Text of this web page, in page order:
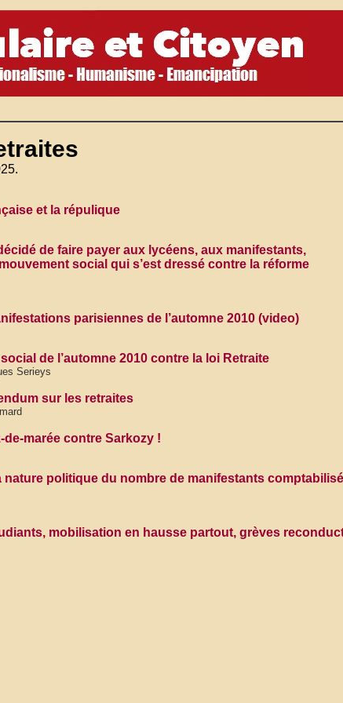
et la répulique
de faire payer aux lycéens, aux manifestants,
social qui s’est dressé contre la réforme
parisiennes de l’automne 2010 (video)
de l’automne 2010 contre la loi Retraite
Serieys
sur les retraites
de-marée contre Sarkozy !
nature politique du nombre de manifestants
mobilisation en hausse partout, grèves